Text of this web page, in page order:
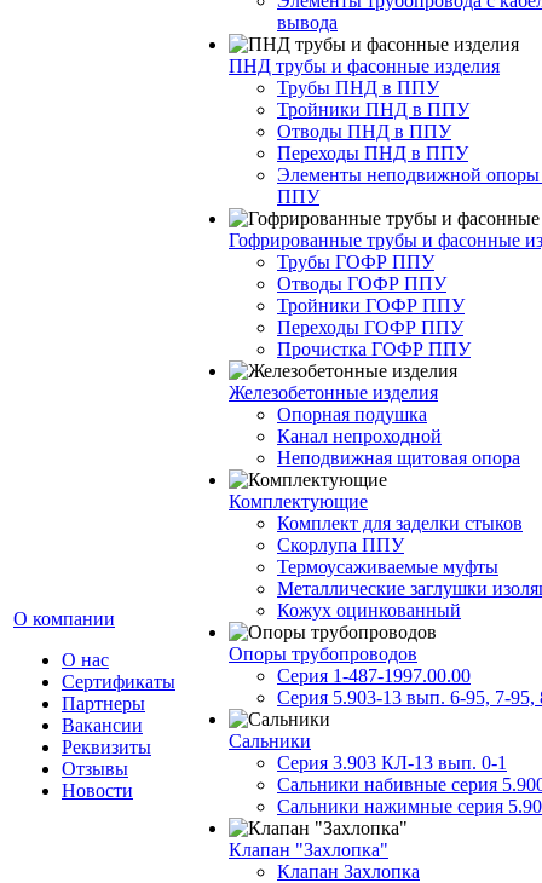
О компании
О нас
Сертификаты
Партнеры
Вакансии
Реквизиты
Отзывы
Новости
вывода
ПНД трубы и фасонные изделия
Трубы ПНД в ППУ
Тройники ПНД в ППУ
Отводы ПНД в ППУ
Переходы ПНД в ППУ
Элементы неподвижной
ППУ
Гофрированные трубы и фасонные
Трубы ГОФР ППУ
Отводы ГОФР ППУ
Тройники ГОФР ППУ
Переходы ГОФР ППУ
Прочистка ГОФР ППУ
Железобетонные изделия
Опорная подушка
Канал непроходной
Неподвижная щитовая опора
Комплектующие
Комплект для заделки стыков
Скорлупа ППУ
Термоусаживаемые муфты
Металлические заглушки
Кожух оцинкованный
Опоры трубопроводов
Серия 1-487-1997.00.00
Серия 5.903-13 вып. 6-95, 7-95,
Сальники
Серия 3.903 КЛ-13 вып. 0-1
Сальники набивные серия
Сальники нажимные серия
Клапан "Захлопка"
Клапан Захлопка